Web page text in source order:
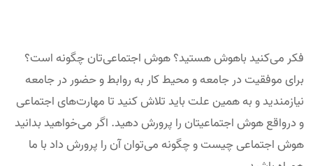
فکر می‌کنید باهوش هستید؟ هوش اجتماعی‌تان چگونه است؟
برای موفقیت در جامعه و محیط کار به روابط و حضور در جامعه
نیازمندید و به همین علت باید تلاش کنید تا مهارت‌های اجتماعی
و درواقع هوش اجتماعیتان را پرورش دهید. اگر می‌خواهید بدانید
هوش اجتماعی چیست و چگونه می‌توان آن را پرورش داد با ما